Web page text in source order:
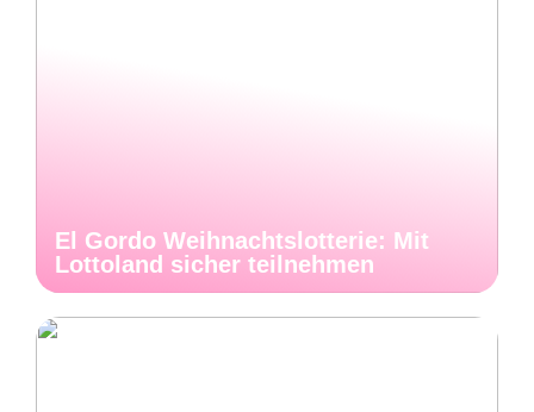
El Gordo Weihnachtslotterie: Mit
Lottoland sicher teilnehmen